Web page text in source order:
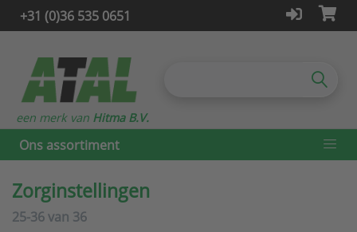
+31 (0)36 535 0651
Ons assortiment
een merk van Hitma B.V.
Zorginstellingen
25-36van 36